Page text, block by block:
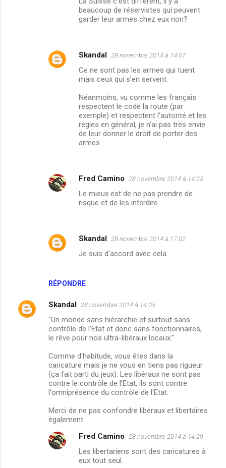
RÉPONDRE
beaucoup de réservistes qui peuvent
garder leur armes chez eux non?
Skandal 28 novembre 2014 à 14:07
Ce ne sont pas les armes qui tuent
mais ceux qui s'en servent.
Néanmoins, vu comme les français
respectent le code la route (par
exemple) et respectent l'autorité et les
règles en général, je n'ai pas très envie
de leur donner le droit de porter des
armes.
Fred Camino 28 novembre 2014 à 14:25
Le mieux est de ne pas prendre de
risque et de les interdire.
Skandal 28 novembre 2014 à 17:02
Je suis d'accord avec cela.
Skandal 28 novembre 2014 à 14:05
"Un monde sans hiérarchie et surtout sans
contrôle de l’Etat et donc sans fonctionnaires,
le rêve pour nos ultra-libéraux locaux."
Comme d'habitude, vous êtes dans la
caricature mais je ne vous en tiens pas rigueur
(ça fait parti du jeux). Les libéraux ne sont pas
contre le contrôle de l'Etat, ils sont contre
l'omniprésence du contrôle de l'Etat.
Merci de ne pas confondre libéraux et libertaires
également.
Fred Camino 28 novembre 2014 à 14:29
Les libertariens sont des caricatures à
eux tout seul.